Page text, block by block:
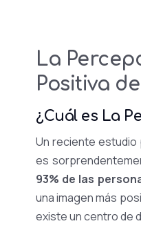
La
Positiva
¿Cuál es La
Un reciente estudio
es
93% de las
una imagen más
existe un centro de